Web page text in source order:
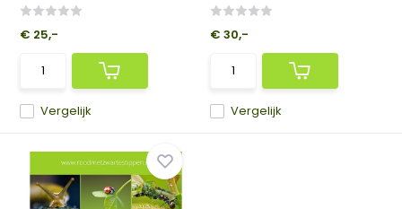
Vergelijk
€ 25,-
Vergelijk
€ 30,-